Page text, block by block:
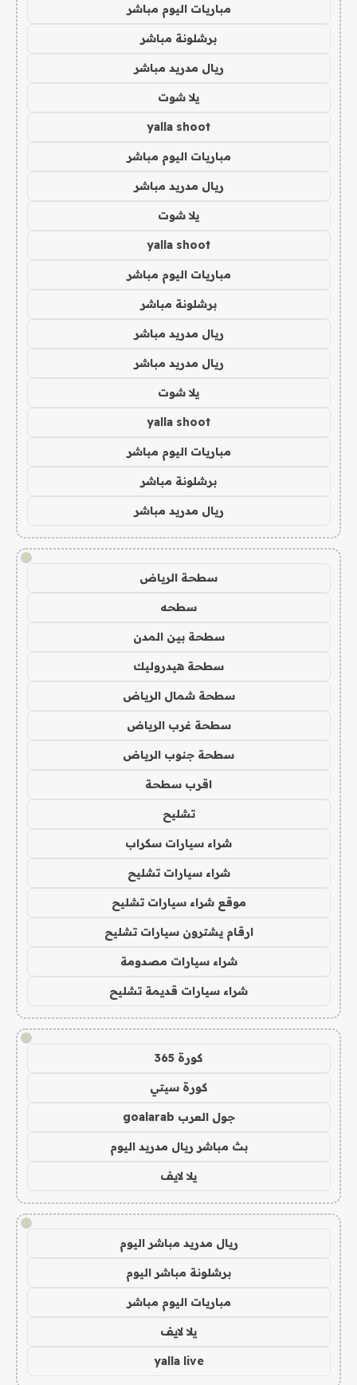
مباريات اليوم مباشر
برشلونة مباشر
ريال مدريد مباشر
يلا شوت
yalla shoot
مباريات اليوم مباشر
ريال مدريد مباشر
يلا شوت
yalla shoot
مباريات اليوم مباشر
برشلونة مباشر
ريال مدريد مباشر
ريال مدريد مباشر
يلا شوت
yalla shoot
مباريات اليوم مباشر
برشلونة مباشر
ريال مدريد مباشر
!
سطحة الرياض
سطحه
سطحة بين المدن
سطحة هيدروليك
سطحة شمال الرياض
سطحة غرب الرياض
سطحة جنوب الرياض
اقرب سطحة
تشليح
شراء سيارات سكراب
شراء سيارات تشليح
موقع شراء سيارات تشليح
ارقام يشترون سيارات تشليح
شراء سيارات مصدومة
شراء سيارات قديمة تشليح
!
كورة 365
كورة سيتي
جول العرب goalarab
بث مباشر ريال مدريد اليوم
يلا لايف
!
ريال مدريد مباشر اليوم
برشلونة مباشر اليوم
مباريات اليوم مباشر
يلا لايف
yalla live